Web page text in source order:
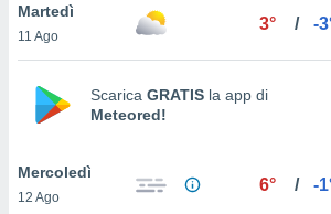
un
la
nella
Martedì
11 Ago
3° / -
Scarica GRATIS la app di
Meteored!
Mercoledì
12 Ago
6° / -